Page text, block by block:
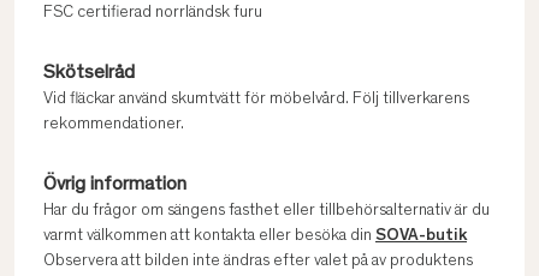
FSC certifierad norrländsk furu
Skötselråd
Vid fläckar använd skumtvätt för möbelvård. Följ tillverkarens
rekommendationer.
Övrig information
Har du frågor om sängens fasthet eller tillbehörsalternativ är du
varmt välkommen att kontakta eller besöka din SOVA-butik
Observera att bilden inte ändras efter valet på av produktens